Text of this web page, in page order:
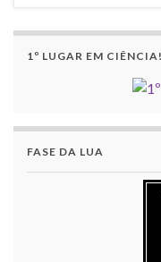
1º LUGAR EM CIÊNCIA!
FASE DA LUA